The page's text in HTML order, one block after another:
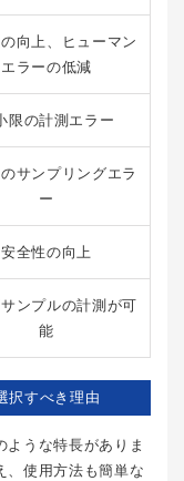
向上、ヒューマン
エラーの低減
限の計測エラー
サンプリングエラ
ー
安全性の向上
ンプルの計測が可
能
択すべき理由
ような特長がありま
、使用方法も簡単な